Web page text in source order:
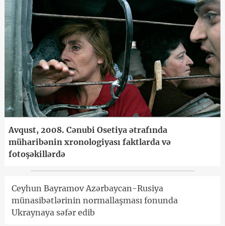
Avqust, 2008. Cənubi Osetiya ətrafında
müharibənin xronologiyası faktlarda və
fotoşəkillərdə
Ceyhun Bayramov Azərbaycan-Rusiya
münasibətlərinin normallaşması fonunda
Ukraynaya səfər edib